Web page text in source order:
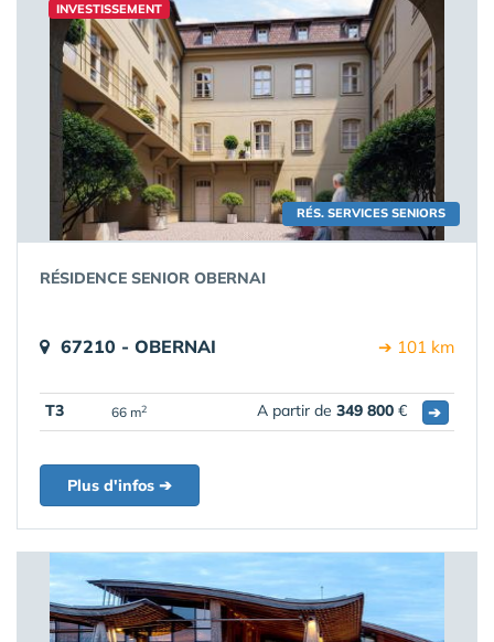
RÉS. SERVICES SENIORS
INVESTISSEMENT
RÉSIDENCE SENIOR OBERNAI
67210 - OBERNAI ➔ 101 km
T3 66 m2 A partir de 349 800 € ➔
Plus d'infos ➔